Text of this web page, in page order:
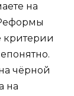
на
критерии
чёрной
на